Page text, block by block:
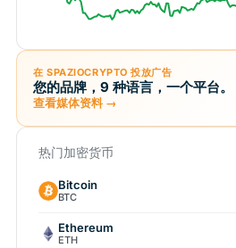
在 SPAZIOCRYPTO 投放广告
您的品牌，9 种语言，一个平台。
查看媒体资料 →
热门加密货币
Bitcoin
BTC
Ethereum
ETH